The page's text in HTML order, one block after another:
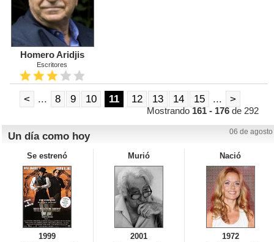
Homero Aridjis
Escritores
< ... 8 9 10 11 12 13 14 15 ... >
Mostrando161 - 176de 292
Un día como hoy 06 de agosto
Se estrenó
1999
Murió
2001
Nació
1972